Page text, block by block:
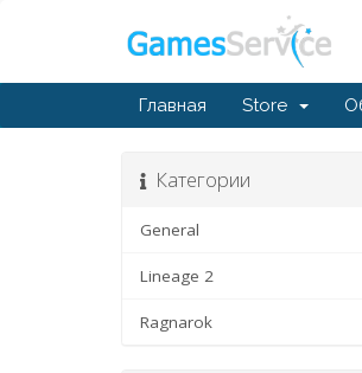
Главная Store
Категории
General
Lineage 2
Ragnarok